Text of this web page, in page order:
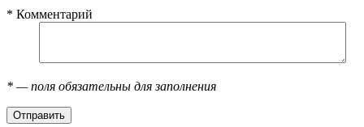
* Комментарий
* — поля обязательны для заполнения